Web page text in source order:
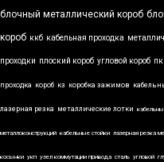
блочный металлический короб
короб ккб кабельная проходка
проходки плоский короб угловой короб
проходка короб кз коробка зажимов
лазерная резка металлические лотки
металлоконструкций кабельные стойки лазерная резка
косынки укп узел коммутации привода сталь угловой